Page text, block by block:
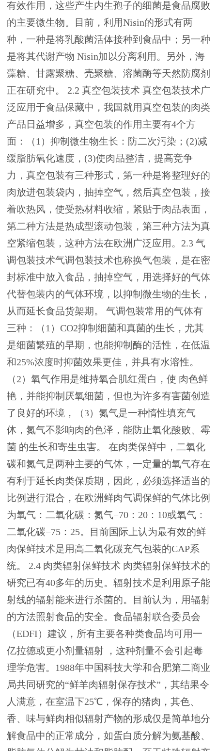
有效作用，这些产生内生孢子的细菌是食品腐败
的主要微生物。目前，利用Nisin的形式有两
种，一种是将乳酸菌活体接种到食品中；另一种
是将其代谢产物 Nisin加以分离利用。另外，海
藻糖、甘露聚糖、壳聚糖、溶菌酶等天然防腐剂
正在研究中。 2.2 真空包装技术 真空包装技术广
泛应用于食品保藏中，我国就用真空包装的肉类
产品日益增多，真空包装的作用主要有4个方
面：（1）抑制微生物生长：防二次污染；(2)减
缓脂肪氧化速度，(3)使肉品整洁，提高竞争
力，真空包装有三种形式，第一种是将整理好的
肉放进包装袋内，抽掉空气，然后真空包装，接
着吹热风，使受热材料收缩，紧贴于肉品表面，
第二种方法是热成型滚动包装，第三种方法为真
空紧缩包装，这种方法在欧洲广泛应用。2.3 气
调包装技术气调包装技术也称换气包装，是在密
封标准中放入食品，抽掉空气，用选择好的气体
代替包装内的气体环境，以抑制微生物的生长，
从而延长食品货架期。 气调包装常用的气体有
三种：（1）CO2抑制细菌和真菌的生长，尤其
是细菌繁殖的早期，也能抑制酶的活性，在低温
和25%浓度时抑菌效果更佳，并具有水溶性。
（2）氧气作用是维持氧合肌红蛋白，使 肉色鲜
艳，并能抑制厌氧细菌，但也为许多有害菌创造
了良好的环境，（3）氮气是一种惰性填充气
体，氮气不影响肉的色泽，能防止氧化酸败、霉
菌 的生长和寄生虫害。 在肉类保鲜中，二氧化
碳和氮气是两种主要的气体，一定量的氧气存在
有利于延长肉类保质期，因此，必须选择适当的
比例进行混合，在欧洲鲜肉气调保鲜的气体比例
为氧气：二氧化碳：氮气=70：20：10或氧气：
二氧化碳=75：25。目前国际上认为最有效的鲜
肉保鲜技术是用高二氧化碳充气包装的CAP系
统。 2.4 肉类辐射保鲜技术 肉类辐射保鲜技术的
研究已有40多年的历史。辐射技术是利用原子能
射线的辐射能来进行杀菌的。目前认为，用辐射
的方法照射食品的安全。食品辐射联合委员会
（EDFI）建议，所有主要各种类食品均可用一
亿拉德或更小剂量辐射 ，这种剂量不会引起毒
理学危害。1988年中国科技大学和合肥第二商业
局共同研究的“鲜羊肉辐射保存技术”，其结果令
人满意，在室温下25℃，保存的猪肉，其色、
香、味与鲜肉相似辐射产物的形成仅是简单地分
解食品中的正常成分，如蛋白质分解为氨基酸、